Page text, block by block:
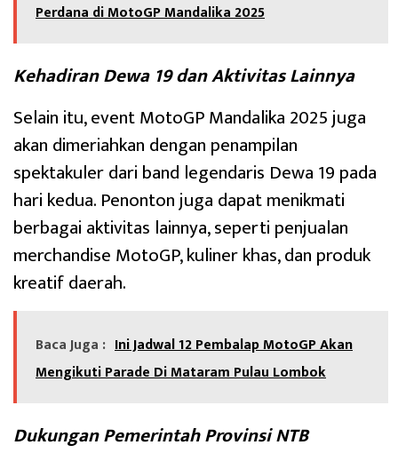
Perdana di MotoGP Mandalika 2025
Kehadiran Dewa 19 dan Aktivitas Lainnya
Selain itu, event MotoGP Mandalika 2025 juga
akan dimeriahkan dengan penampilan
spektakuler dari band legendaris Dewa 19 pada
hari kedua. Penonton juga dapat menikmati
berbagai aktivitas lainnya, seperti penjualan
merchandise MotoGP, kuliner khas, dan produk
kreatif daerah.
Baca Juga : Ini Jadwal 12 Pembalap MotoGP Akan
Mengikuti Parade Di Mataram Pulau Lombok
Dukungan Pemerintah Provinsi NTB